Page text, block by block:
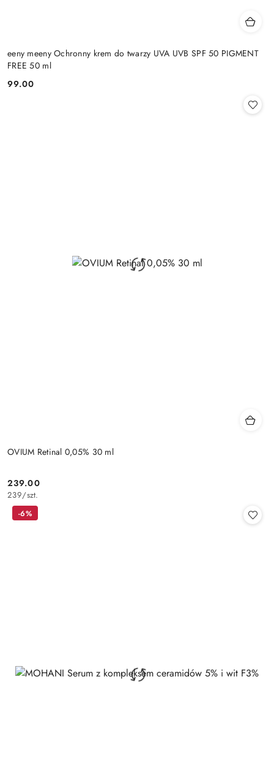
eeny meeny Ochronny krem do twarzy UVA UVB SPF 50 PIGMENT
FREE 50 ml
Cena:
99.00
OVIUM Retinal 0,05% 30 ml
Cena:
239.00
239/szt.
-6%